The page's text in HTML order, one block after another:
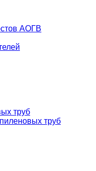
АОГВ
труб
труб